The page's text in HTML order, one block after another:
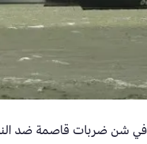
في شن ضربات قاصمة ضد